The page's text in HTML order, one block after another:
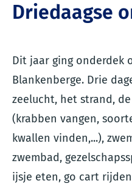
Driedaagse
Dit jaar ging onderdek
Blankenberge. Drie
zeelucht, het strand,
(krabben vangen,
kwallen vinden,...),
zwembad,
ijsje eten, go cart